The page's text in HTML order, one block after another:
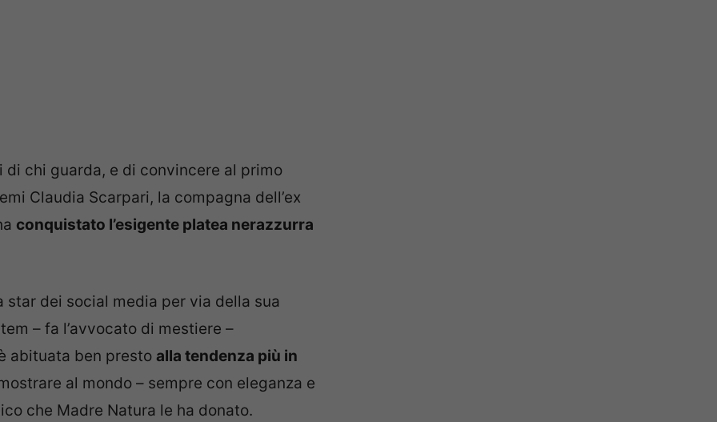
chi guarda, e di convincere al primo
Claudia Scarpari, la compagna dell’ex
conquistato l’esigente platea nerazzurra
star dei social media per via della sua
– fa l’avvocato di mestiere –
abituata ben presto alla tendenza più in
al mondo – sempre con eleganza e
che Madre Natura le ha donato.